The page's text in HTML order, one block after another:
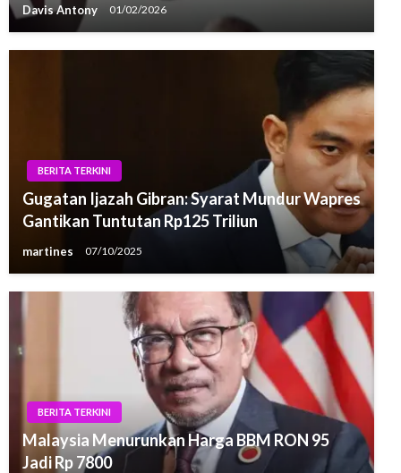
Davis Antony 01/02/2026
BERITA TERKINI
Gugatan Ijazah Gibran: Syarat Mundur Wapres
Gantikan Tuntutan Rp125 Triliun
martines 07/10/2025
BERITA TERKINI
Malaysia Menurunkan Harga BBM RON 95
Jadi Rp 7800